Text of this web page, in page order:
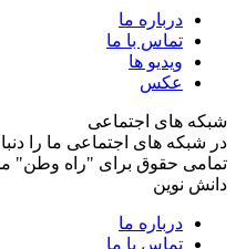
درباره ما
تماس با ما
ویدیو ها
عکس
شبکه های اجتماعی
در شبکه های اجتماعی ما را
تمامی حقوق برای "راه وطن"
دانش نوین
درباره ما
تماس با ما